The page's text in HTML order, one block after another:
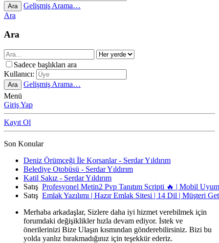
Ara
Gelişmiş Arama…
Ara
Ara
Sadece başlıkları ara
Kullanıcı:
Ara
Gelişmiş Arama…
Menü
Giriş Yap
Kayıt Ol
Son Konular
Deniz Örümceği İle Korsanlar - Serdar Yıldırım
Belediye Otobüsü - Serdar Yıldırım
Katil Sakız - Serdar Yıldırım
Satış Profesyonel Metin2 Pvp Tanıtım Scripti 🔥 | Mobil
Satış Emlak Yazılımı | Hazır Emlak Sitesi | 14 Dil | Müşteri
Merhaba arkadaşlar, Sizlere daha iyi hizmet verebilmek için
forumdaki değişiklikler hızla devam ediyor. İstek ve
önerilerinizi Bize Ulaşın kısmından gönderebilirsiniz. Bizi bu
yolda yanlız bırakmadığınız için teşekkür ederiz.